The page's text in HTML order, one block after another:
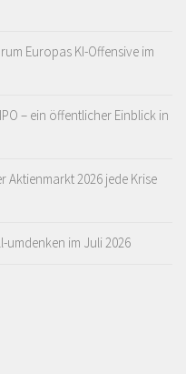
Europas KI-Offensive im
– ein öffentlicher Einblick in
Aktienmarkt 2026 jede Krise
umdenken im Juli 2026